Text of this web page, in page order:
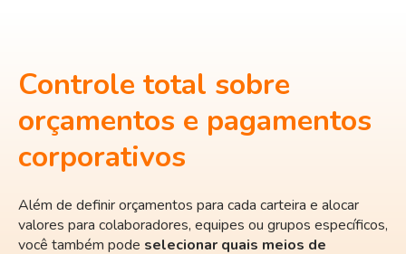
Controle total sobre
orçamentos e pagamentos
corporativos
Além de definir orçamentos para cada carteira e alocar
valores para colaboradores, equipes ou grupos específicos,
você também pode selecionar quais meios de